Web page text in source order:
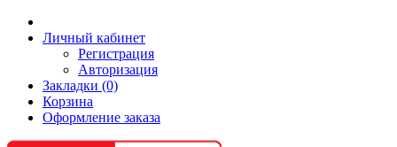
Личный кабинет
Регистрация
Авторизация
Закладки (0)
Корзина
Оформление заказа